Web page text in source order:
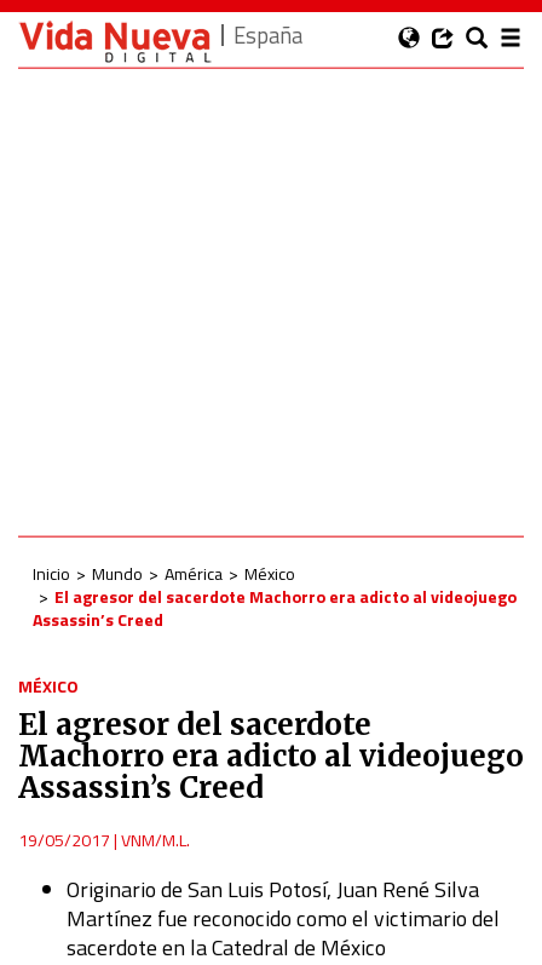
España
Inicio Mundo América
México
El agresor del sacerdote Machorro era adicto al videojuego
Assassin’s Creed
MÉXICO
El agresor del sacerdote
Machorro era adicto al videojuego
Assassin’s Creed
19/05/2017|VNM/M.L.
Originario de San Luis Potosí, Juan René Silva
Martínez fue reconocido como el victimario del
sacerdote en la Catedral de México